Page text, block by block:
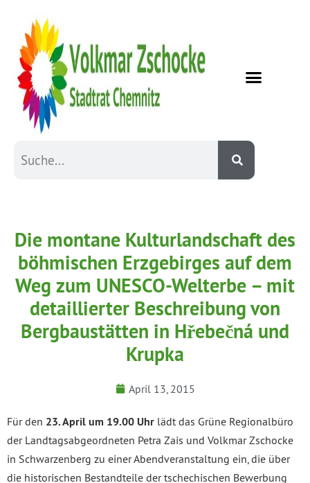
Die montane Kulturlandschaft des
böhmischen Erzgebirges auf dem
Weg zum UNESCO-Welterbe – mit
detaillierter Beschreibung von
Bergbaustätten in Hřebečná und
Krupka
April 13, 2015
Für den 23. April um 19.00 Uhr lädt das Grüne Regionalbüro
der Landtagsabgeordneten Petra Zais und Volkmar Zschocke
in Schwarzenberg zu einer Abendveranstaltung ein, die über
die historischen Bestandteile der tschechischen Bewerbung